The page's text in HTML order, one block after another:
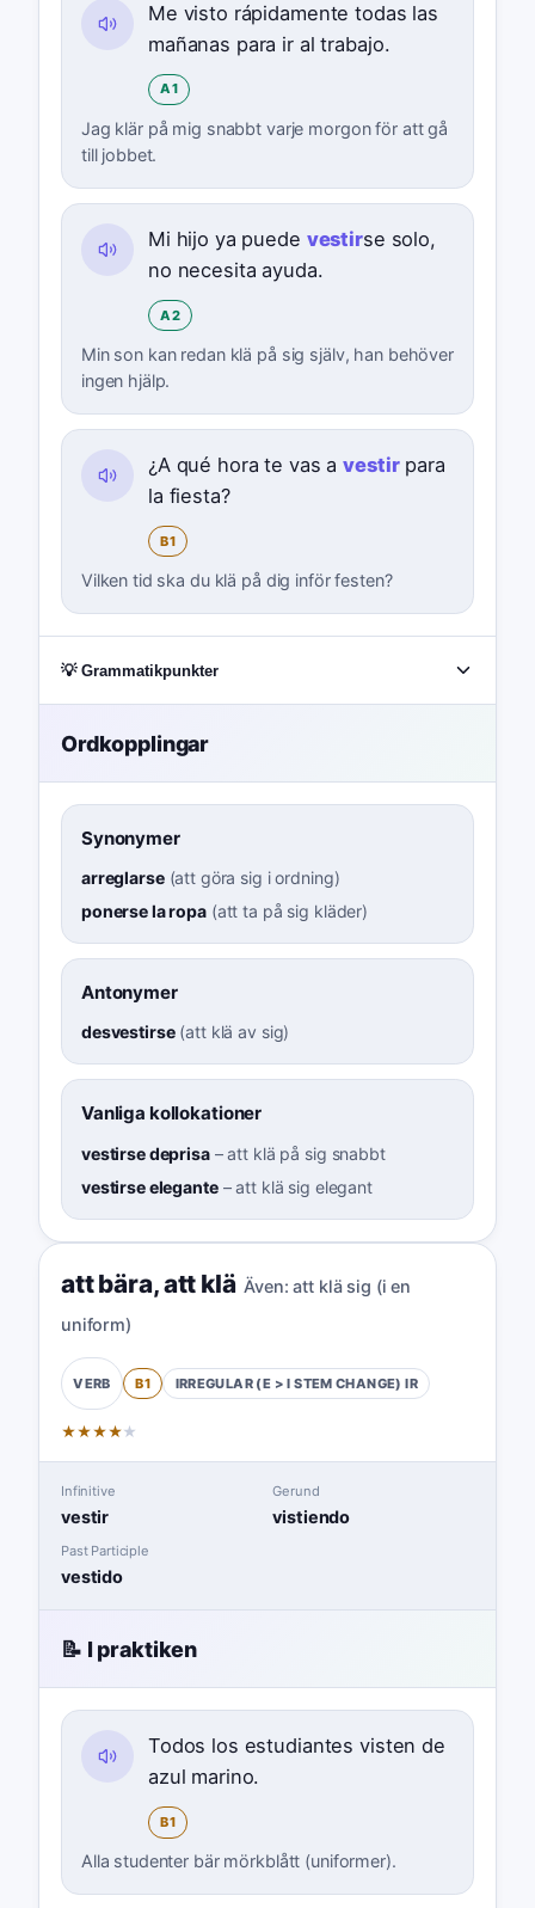
Me visto rápidamente todas las
mañanas para ir al trabajo.
A1
Jag klär på mig snabbt varje morgon för att gå
till jobbet.
Mi hijo ya puede vestirse solo,
no necesita ayuda.
A2
Min son kan redan klä på sig själv, han behöver
ingen hjälp.
¿A qué hora te vas avestirpara
la fiesta?
B1
Vilken tid ska du klä på dig inför festen?
💡 Grammatikpunkter
Ordkopplingar
Synonymer
arreglarse(att göra sig i ordning)
ponerse la ropa (att ta på sig kläder)
Antonymer
desvestirse(att klä av sig)
Vanliga kollokationer
vestirse deprisa–att klä på sig snabbt
vestirse elegante–att klä sig elegant
att bära,att klä Även: att klä sig (i en
uniform)
VERB B1 IRREGULAR (E > I STEM CHANGE) IR
★★★★★
Infinitive
vestir
Gerund
vistiendo
Past Participle
vestido
📝 I praktiken
Todos los estudiantes visten de
azul marino.
B1
Alla studenter bär mörkblått (uniformer).